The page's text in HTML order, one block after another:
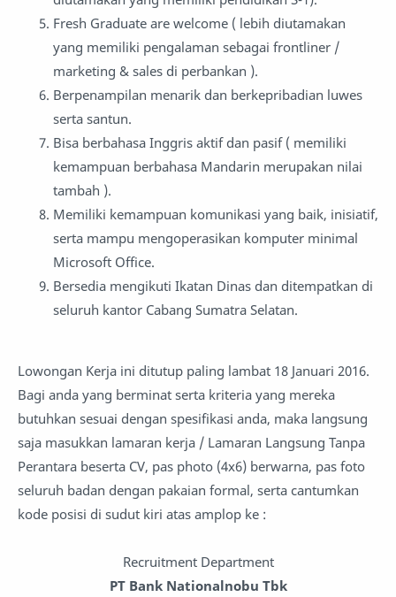
Fresh Graduate are welcome ( lebih diutamakan
yang memiliki pengalaman sebagai frontliner /
marketing & sales di perbankan ).
Berpenampilan menarik dan berkepribadian luwes
serta santun.
Bisa berbahasa Inggris aktif dan pasif ( memiliki
kemampuan berbahasa Mandarin merupakan nilai
tambah ).
Memiliki kemampuan komunikasi yang baik, inisiatif,
serta mampu mengoperasikan komputer minimal
Microsoft Office.
Bersedia mengikuti Ikatan Dinas dan ditempatkan di
seluruh kantor Cabang Sumatra Selatan.
Lowongan Kerja ini ditutup paling lambat 18 Januari 2016.
Bagi anda yang berminat serta kriteria yang mereka
butuhkan sesuai dengan spesifikasi anda, maka langsung
saja masukkan lamaran kerja / Lamaran Langsung Tanpa
Perantara beserta CV, pas photo (4x6) berwarna, pas foto
seluruh badan dengan pakaian formal, serta cantumkan
kode posisi di sudut kiri atas amplop ke :
Recruitment Department
PT Bank Nationalnobu Tbk